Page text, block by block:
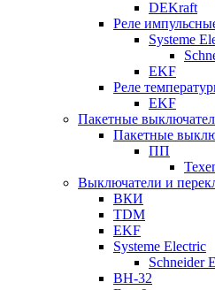
DEKraft
Реле
Systeme
EKF
Реле
EKF
Пакетные
Пакетные
ПП
Выключатели и
ВКИ
TDM
EKF
Systeme Electric
Schneider
ВН-32